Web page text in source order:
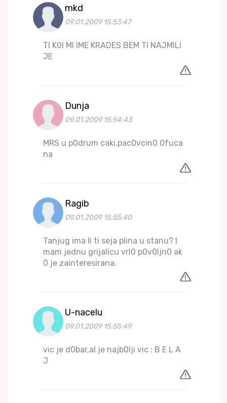
mkd
09.01.2009 15:53:47
TI K0I MI IME KRADES BEM TI NAJMILI
JE
Dunja
09.01.2009 15:54:43
MRS u p0drum caki,pac0vcin0 0fuca
na
Ragib
09.01.2009 15:55:40
Tanjug ima li ti seja plina u stanu? I
mam jednu grijalicu vrl0 p0v0ljn0 ak
0 je zainteresirana.
U-nacelu
09.01.2009 15:55:49
vic je d0bar,al je najb0lji vic : B E L A
J